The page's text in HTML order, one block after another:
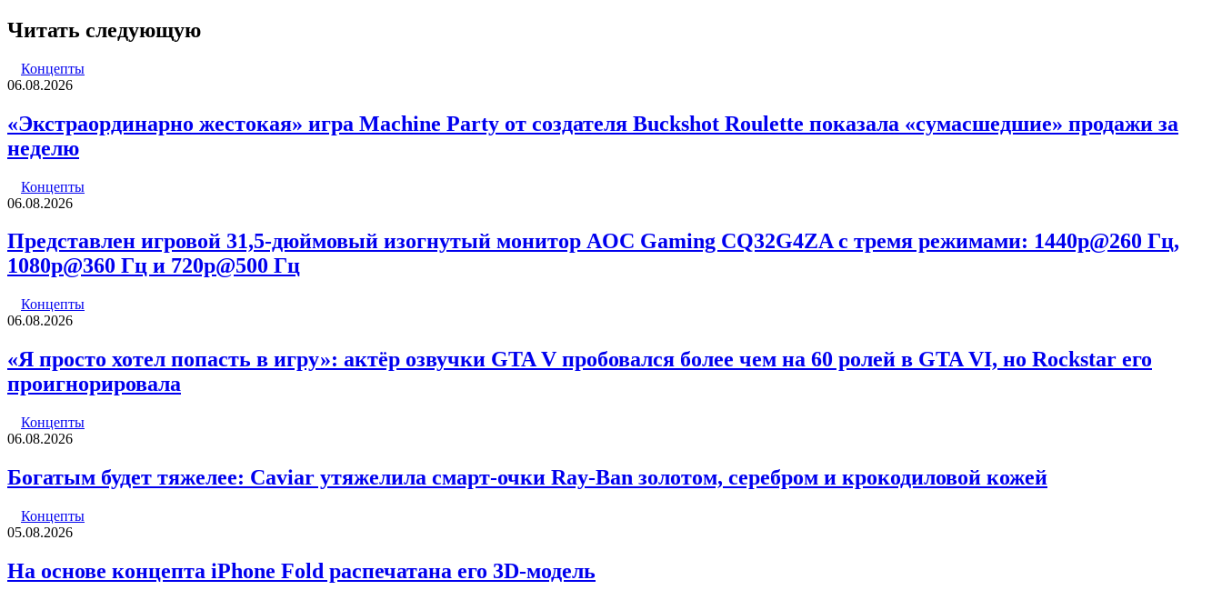
Читать следующую
Концепты
06.08.2026
«Экстраординарно жестокая» игра Machine Party от создателя Buckshot Roulette показала «сумасшедшие» продажи за
неделю
Концепты
06.08.2026
Представлен игровой 31,5-дюймовый изогнутый монитор AOC Gaming CQ32G4ZA с тремя режимами: 1440p@260 Гц,
1080p@360 Гц и 720p@500 Гц
Концепты
06.08.2026
«Я просто хотел попасть в игру»: актёр озвучки GTA V пробовался более чем на 60 ролей в GTA VI, но Rockstar его
проигнорировала
Концепты
06.08.2026
Богатым будет тяжелее: Caviar утяжелила смарт-очки Ray-Ban золотом, серебром и крокодиловой кожей
Концепты
05.08.2026
На основе концепта iPhone Fold распечатана его 3D-модель